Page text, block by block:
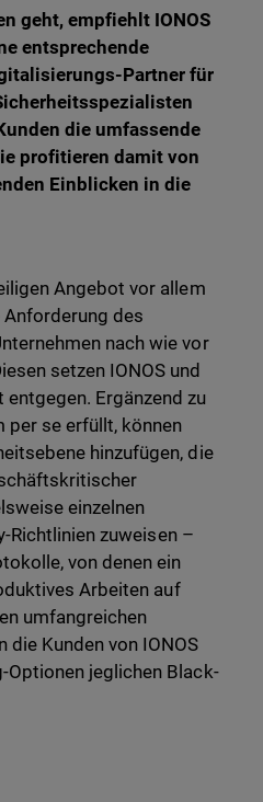
geht, empfiehlt IONOS
entsprechende
Partner für
die umfassende
profitieren damit von
Einblicken in die
Angebot vor allem
des
nach wie vor
setzen IONOS und
Ergänzend zu
per se erfüllt, können
hinzufügen, die
einzelnen
Richtlinien zuweisen –
von denen ein
Arbeiten auf
umfangreichen
Kunden von IONOS
Optionen jeglichen Black-